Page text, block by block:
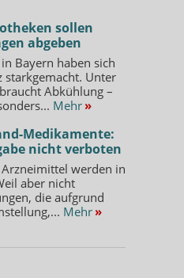
sollen
abgeben
Bayern haben sich
Unter
Abkühlung –
Mehr »
Medikamente:
nicht verboten
werden in
aber nicht
die aufgrund
Mehr »